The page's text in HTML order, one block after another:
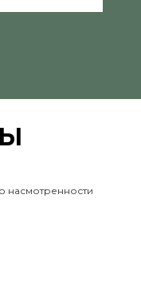
насмотренности